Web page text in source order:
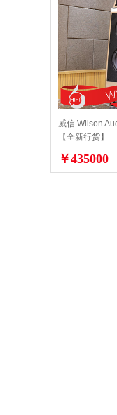
威信 Wilson
【全新行货】
￥435000